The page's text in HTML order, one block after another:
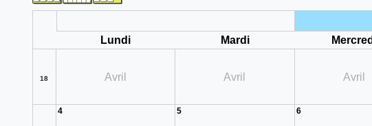
Lundi
Mardi
18 Avril Avril Avril
4 5 6